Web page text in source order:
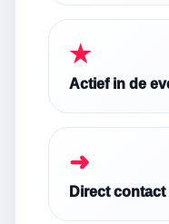
★
Actief in de
➜
Direct